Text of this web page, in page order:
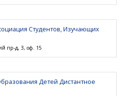
Студентов, Изучающих
пр-д, 3, оф. 15
Детей Дистантное